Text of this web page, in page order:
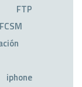
FTP
iphone